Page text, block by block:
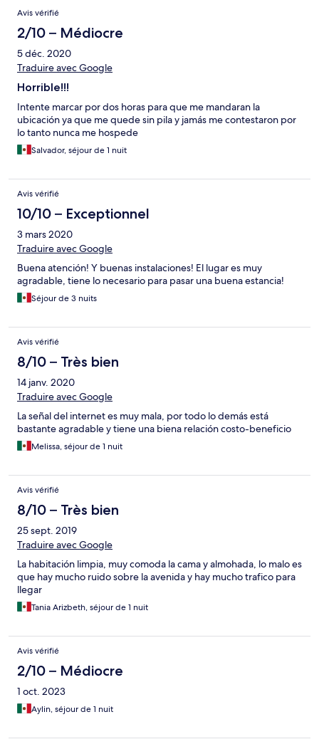
Avis vérifié
2/10 – Médiocre
5 déc. 2020
Traduire avec Google
Horrible!!!
Intente marcar por dos horas para que me mandaran la
ubicación ya que me quede sin pila y jamás me contestaron por
lo tanto nunca me hospede
Salvador, séjour de 1 nuit
Avis vérifié
10/10 – Exceptionnel
3 mars 2020
Traduire avec Google
Buena atención! Y buenas instalaciones! El lugar es muy
agradable, tiene lo necesario para pasar una buena estancia!
Séjour de 3 nuits
Avis vérifié
8/10 – Très bien
14 janv. 2020
Traduire avec Google
La señal del internet es muy mala, por todo lo demás está
bastante agradable y tiene una biena relación costo-beneficio
Melissa, séjour de 1 nuit
Avis vérifié
8/10 – Très bien
25 sept. 2019
Traduire avec Google
La habitación limpia, muy comoda la cama y almohada, lo malo es
que hay mucho ruido sobre la avenida y hay mucho trafico para
llegar
Tania Arizbeth, séjour de 1 nuit
Avis vérifié
2/10 – Médiocre
1 oct. 2023
Aylin, séjour de 1 nuit